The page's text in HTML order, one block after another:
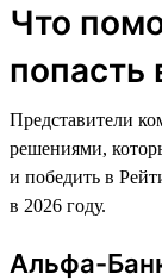
Что
попасть
Представители
решениями,
и победить в
в 2026 году.
Альфа-